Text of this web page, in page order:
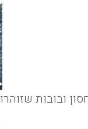
ובובות